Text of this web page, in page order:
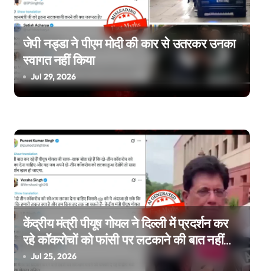
जेपी नड्डा ने पीएम मोदी की कार से उतरकर उनका
स्वागत नहीं किया
Jul 29, 2026
केंद्रीय मंत्री पीयूष गोयल ने दिल्ली में प्रदर्शन कर
रहे कॉकरोचों को फांसी पर लटकाने की बात नहीं
की, वायरल वीडियो AI जेनरेटेड है
Jul 25, 2026